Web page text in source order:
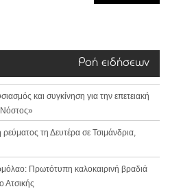
Ροή ειδήσεων
και συγκίνηση για την επετειακή
τη Δευτέρα σε Τσιμάνδρια,
Πρωτότυπη καλοκαιρινή βραδιά
Ατσικής